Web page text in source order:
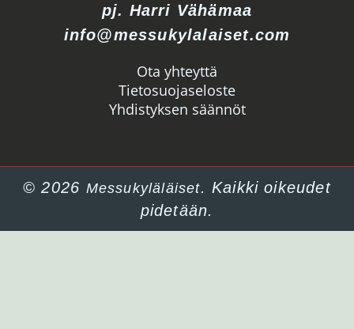
pj. Harri Vähämaa
info@messukylalaiset.com
Ota yhteyttä
Tietosuojaseloste
Yhdistyksen säännöt
© 2026 Messukyläläiset. Kaikki oikeudet
pidetään.